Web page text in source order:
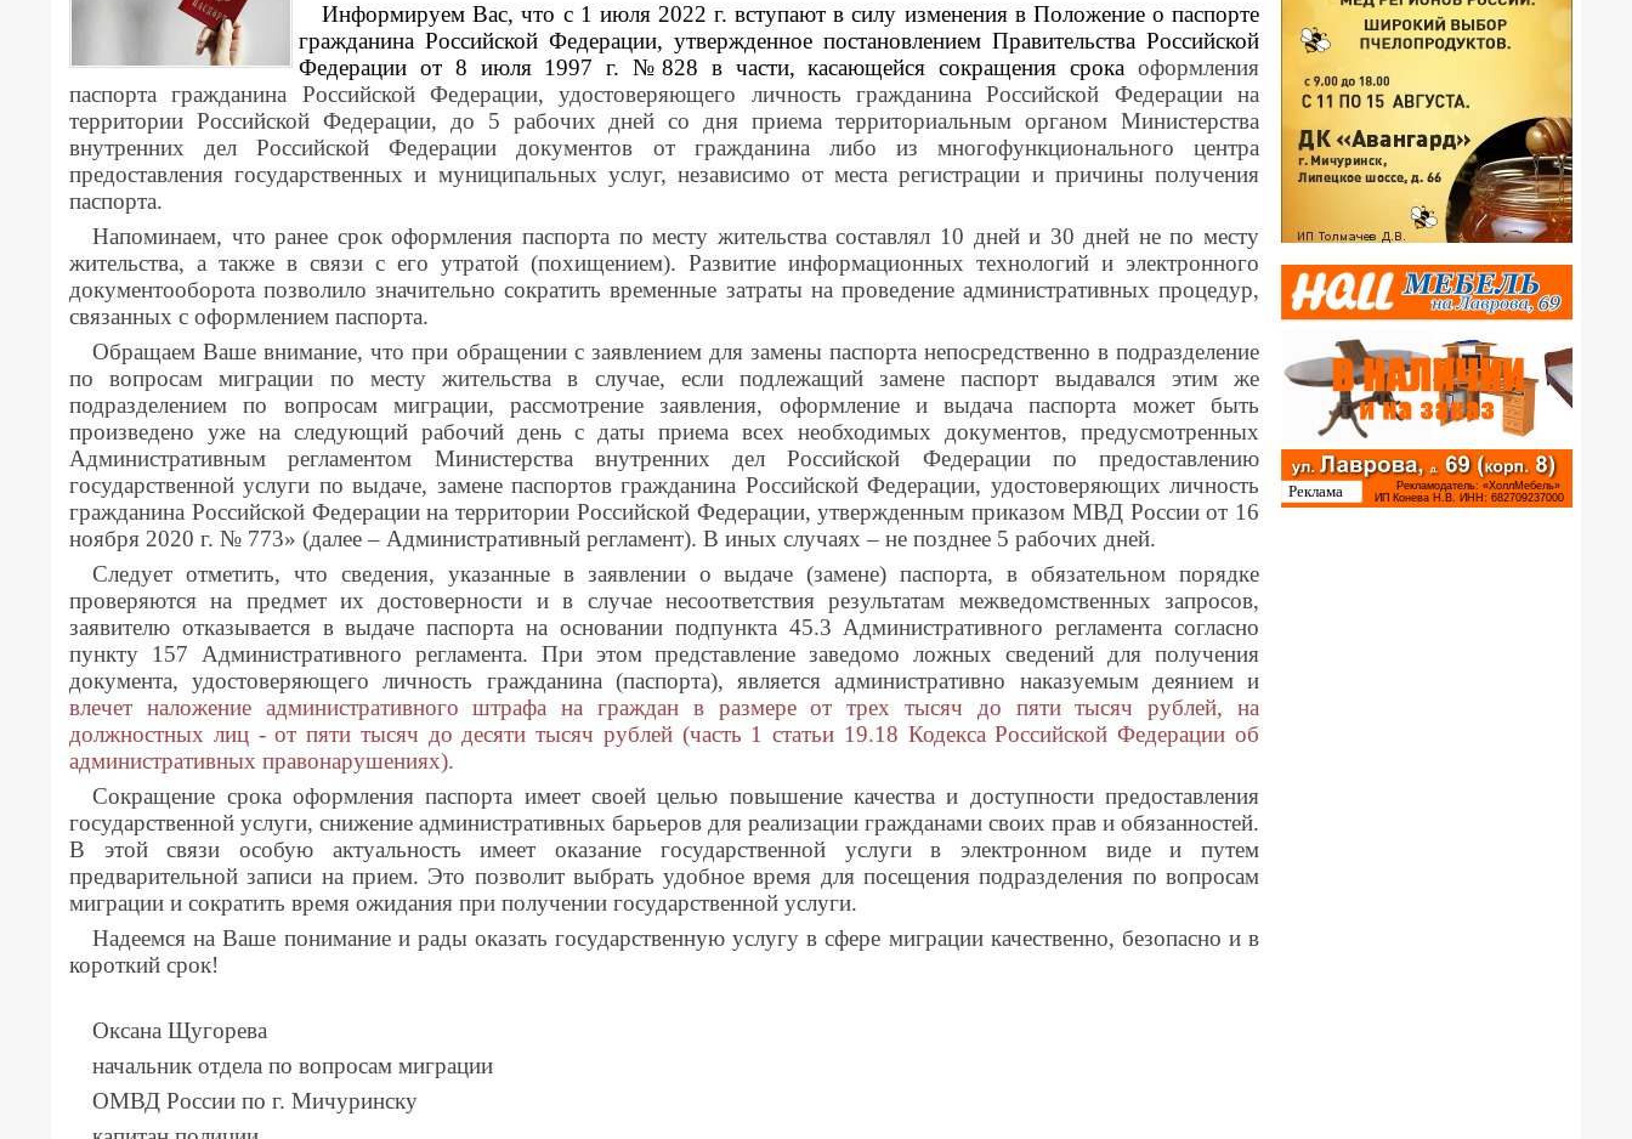
Информируем Вас, что с 1 июля 2022 г. вступают в силу изменения в Положение о паспорте
гражданина Российской Федерации, утвержденное постановлением Правительства Российской
Федерации от 8 июля 1997 г. №828 в части, касающейся сокращения срока оформления
паспорта гражданина Российской Федерации, удостоверяющего личность гражданина Российской Федерации на
территории Российской Федерации, до 5 рабочих дней со дня приема территориальным органом Министерства
внутренних дел Российской Федерации документов от гражданина либо из многофункционального центра
предоставления государственных и муниципальных услуг, независимо от места регистрации и причины получения
паспорта.
Напоминаем, что ранее срок оформления паспорта по месту жительства составлял 10 дней и 30 дней не по месту
жительства, а также в связи с его утратой (похищением). Развитие информационных технологий и электронного
документооборота позволило значительно сократить временные затраты на проведение административных процедур,
связанных с оформлением паспорта.
Обращаем Ваше внимание, что при обращении с заявлением для замены паспорта непосредственно в подразделение
по вопросам миграции по месту жительства в случае, если подлежащий замене паспорт выдавался этим же
подразделением по вопросам миграции, рассмотрение заявления, оформление и выдача паспорта может быть
произведено уже на следующий рабочий день с даты приема всех необходимых документов, предусмотренных
Административным регламентом Министерства внутренних дел Российской Федерации по предоставлению
государственной услуги по выдаче, замене паспортов гражданина Российской Федерации, удостоверяющих личность
гражданина Российской Федерации на территории Российской Федерации, утвержденным приказом МВД России от 16
ноября 2020 г. № 773» (далее – Административный регламент). В иных случаях – не позднее 5 рабочих дней.
Следует отметить, что сведения, указанные в заявлении о выдаче (замене) паспорта, в обязательном порядке
проверяются на предмет их достоверности и в случае несоответствия результатам межведомственных запросов,
заявителю отказывается в выдаче паспорта на основании подпункта 45.3 Административного регламента согласно
пункту 157 Административного регламента. При этом представление заведомо ложных сведений для получения
документа, удостоверяющего личность гражданина (паспорта), является административно наказуемым деянием и
влечет наложение административного штрафа на граждан в размере от трех тысяч до пяти тысяч рублей, на
должностных лиц - от пяти тысяч до десяти тысяч рублей (часть 1 статьи 19.18 Кодекса Российской Федерации об
административных правонарушениях).
Сокращение срока оформления паспорта имеет своей целью повышение качества и доступности предоставления
государственной услуги, снижение административных барьеров для реализации гражданами своих прав и обязанностей.
В этой связи особую актуальность имеет оказание государственной услуги в электронном виде и путем
предварительной записи на прием. Это позволит выбрать удобное время для посещения подразделения по вопросам
миграции и сократить время ожидания при получении государственной услуги.
Надеемся на Ваше понимание и рады оказать государственную услугу в сфере миграции качественно, безопасно и в
короткий срок!
Оксана Щугорева
начальник отдела по вопросам миграции
ОМВД России по г. Мичуринску